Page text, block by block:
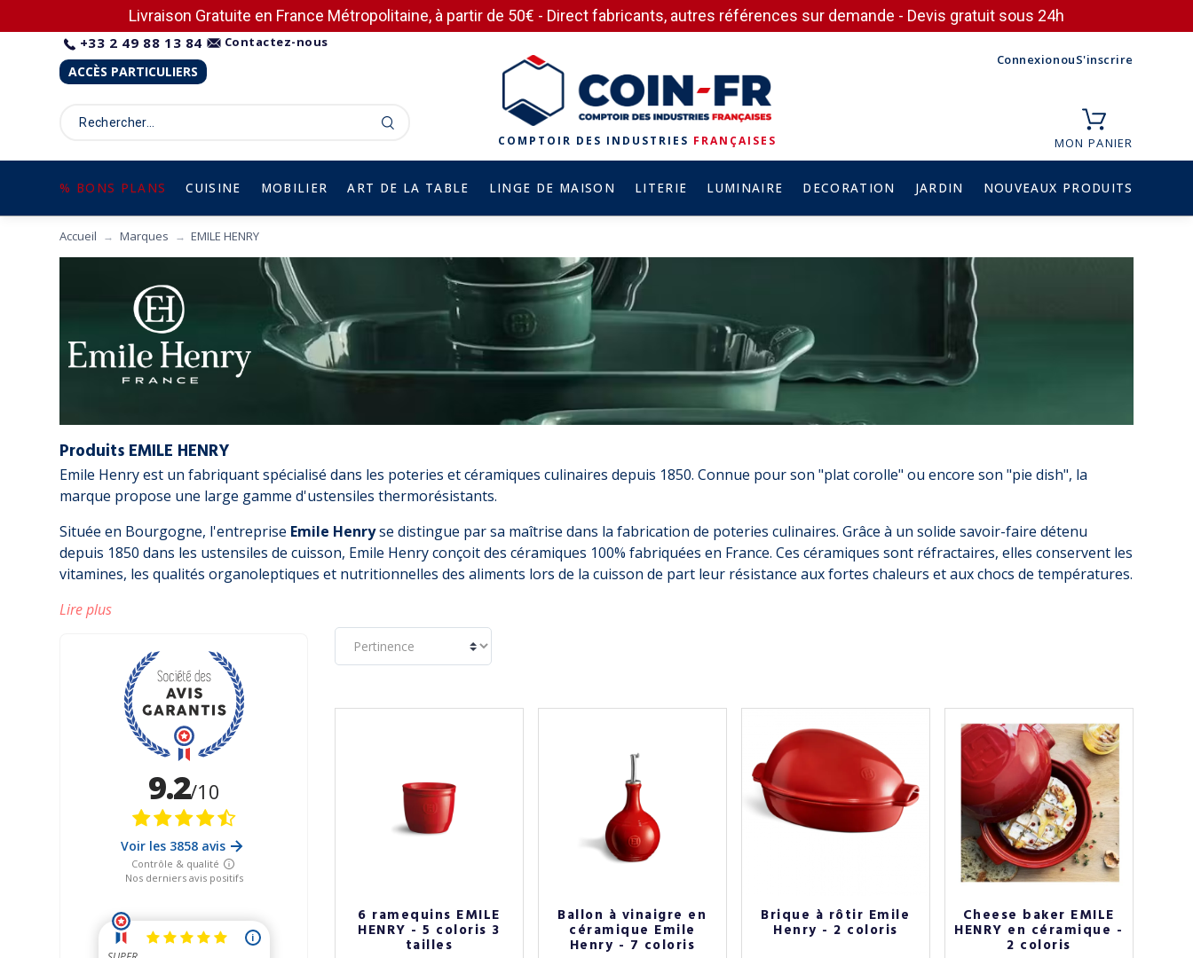
Livraison Gratuite en France Métropolitaine, à partir de 50€ - Direct fabricants, autres références sur demande - Devis gratuit sous 24h
+33 2 49 88 13 84 Contactez-nous
ACCÈS PARTICULIERS
ConnexionouS'inscrire
COMPTOIR DES INDUSTRIES FRANÇAISES MON PANIER
% BONS PLANS CUISINE MOBILIER ART DE LA TABLE LINGE DE MAISON LITERIE LUMINAIRE DECORATION JARDIN NOUVEAUX PRODUITS
Accueil Marques EMILE HENRY
Produits EMILE HENRY
Emile Henry est un fabriquant spécialisé dans les poteries et céramiques culinaires depuis 1850. Connue pour son "plat corolle" ou encore son "pie dish", la
marque propose une large gamme d'ustensiles thermorésistants.
Située en Bourgogne, l'entreprise Emile Henryse distingue par sa maîtrise dans la fabrication de poteries culinaires. Grâce à un solide savoir-faire détenu
depuis 1850 dans les ustensiles de cuisson, Emile Henry conçoit des céramiques 100% fabriquées en France. Ces céramiques sont réfractaires, elles conservent les
vitamines, les qualités organoleptiques et nutritionnelles des aliments lors de la cuisson de part leur résistance aux fortes chaleurs et aux chocs de températures.
Lire plus
6 ramequins EMILE
HENRY - 5 coloris 3
tailles
Ballon à vinaigre en
céramique Emile
Henry - 7 coloris
Brique à rôtir Emile
Henry - 2 coloris
Cheese baker EMILE
HENRY en céramique -
2 coloris